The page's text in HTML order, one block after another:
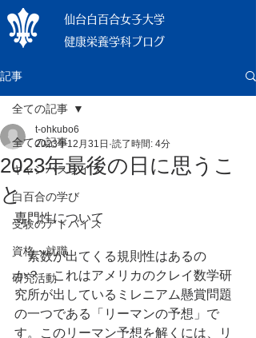
仙台白百合女子大学
健康栄養学科ブログ
記事
全ての記事
キャンパスライフ
白百合の学び
受験のアドバイス
資格・就職
研究活動
全ての記事
2023年最後の日に思うこ
と
t-ohkubo6
2023年12月31日 読了時間: 4分
専門性について
素数が出てくる規則性はあるの
か？　これはアメリカのクレイ数学研
究所が出しているミレニアム懸賞問題
の一つである「リーマンの予想」で
す。このリーマン予想を解くには、リ